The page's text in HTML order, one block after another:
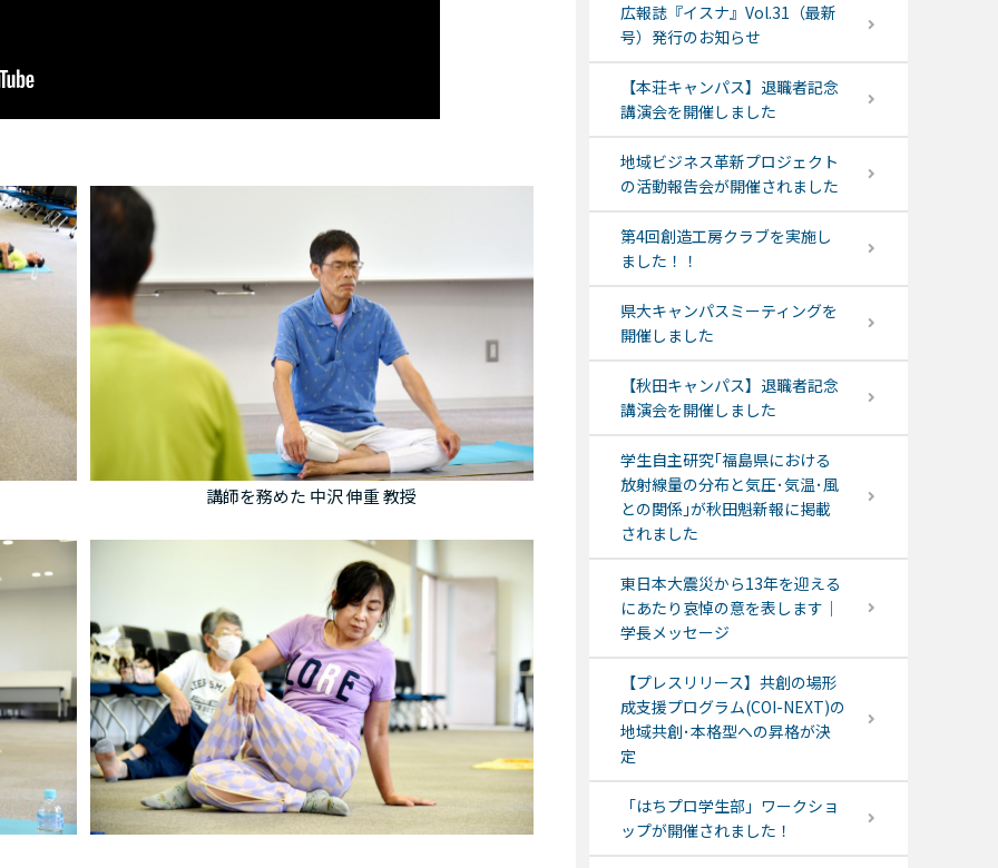
講師を務めた 中沢 伸重 教授
広報誌『イスナ』Vol.31（最新
号）発行のお知らせ
【本荘キャンパス】退職者記念
講演会を開催しました
地域ビジネス革新プロジェクト
の活動報告会が開催されました
第4回創造工房クラブを実施し
ました！！
県大キャンパスミーティングを
開催しました
【秋田キャンパス】退職者記念
講演会を開催しました
学生自主研究｢福島県における
放射線量の分布と気圧･気温･風
との関係｣が秋田魁新報に掲載
されました
東日本大震災から13年を迎える
にあたり哀悼の意を表します｜
学長メッセージ
【プレスリリース】共創の場形
成支援プログラム(COI-NEXT)の
地域共創･本格型への昇格が決
定
「はちプロ学生部」ワークショ
ップが開催されました！